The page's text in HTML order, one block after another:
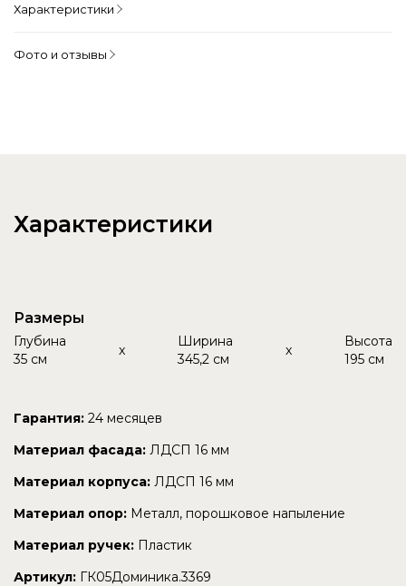
Характеристики
Фото и отзывы
Характеристики
Размеры
Глубина
35 см
x
Ширина
345,2 см
x
Высота
195 см
Гарантия: 24 месяцев
Материал фасада: ЛДСП 16 мм
Материал корпуса: ЛДСП 16 мм
Материал опор: Металл, порошковое напыление
Материал ручек: Пластик
Артикул: ГК05Доминика.3369